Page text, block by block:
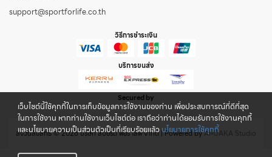
เว็บไซต์นี้ใช้คุกกี้ในการเก็บข้อมูลการใช้งานของท่าน เพื่อประสบการณ์ที่ดีที่สุด
ในการใช้งาน หากท่านใช้งานเว็บไซต์ต่อ เราถือว่าท่านได้ยอมรับการใช้งานคุกกี้
และนโยบายความเป็นส่วนตัวเป็นที่เรียบร้อยแล้วนโยบายการใช้คุกกี้
support@sportforlife.co.th
วิธีการชำระเงิน
บริการขนส่ง
Secured by
สงวนลิขสิทธิ์ © 2026 บริษัท สปอร์ต ฟอร์ ไล้ฟ์ จำกัด | Powered byAMJAKA Studio